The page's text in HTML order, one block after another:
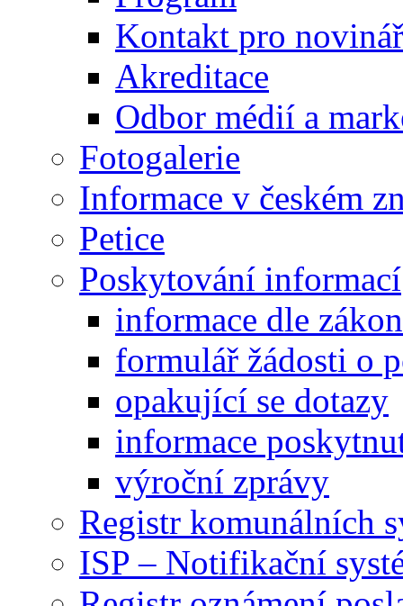
Kontakt pro
Akreditace
Odbor médií a
Fotogalerie
Informace v českém
Petice
Poskytování informací
informace dle
formulář žádosti o
opakující se dotazy
informace
výroční zprávy
Registr komunálních
ISP – Notifikační